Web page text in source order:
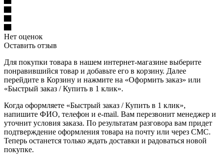
Нет оценок
Оставить отзыв
Для покупки товара в нашем интернет-магазине выберите
понравившийся товар и добавьте его в корзину. Далее
перейдите в Корзину и нажмите на «Оформить заказ» или
«Быстрый заказ / Купить в 1 клик».
Когда оформляете «Быстрый заказ / Купить в 1 клик»,
напишите ФИО, телефон и e-mail. Вам перезвонит менеджер и
уточнит условия заказа. По результатам разговора вам придет
подтверждение оформления товара на почту или через СМС.
Теперь останется только ждать доставки и радоваться новой
покупке.